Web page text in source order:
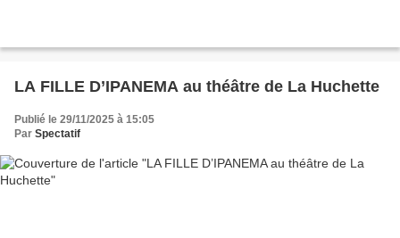
LA FILLE D’IPANEMA au théâtre de La Huchette
Publié le 29/11/2025 à 15:05
Par Spectatif